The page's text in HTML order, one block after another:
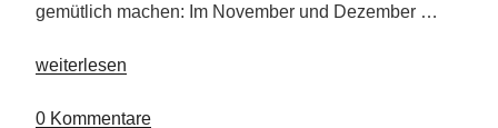
gemütlich machen: Im November und Dezember …
„Biohotel
weiterlesen
0 Kommentare